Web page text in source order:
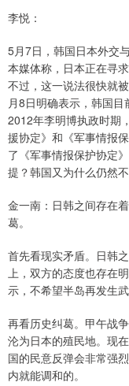
李悦：
5月7日，韩国日本外交
本媒体称，日本正在寻
不过，这一说法很快就
月8日明确表示，韩国
2012年李明博执政时期
援协定》和《军事情报
了《军事情报保护协定
提？韩国又为什么仍然
金一南：日韩之间存在
葛。
首先看现实矛盾。日韩
上，双方的态度也存在
示，不希望半岛再发生
再看历史纠葛。甲午战
沦为日本的殖民地。现
国的民意反弹会非常强
内就能调和的。